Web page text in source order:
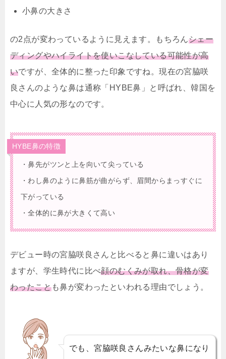
小鼻の大きさ
の2点が変わっているように見えます。もちろんシェー
ディングやハイライトを使いこなしている可能性が高
いですが、全体的に整った印象ですね。現在の宮脇咲
良さんのような鼻は通称「HYBE鼻」と呼ばれ、韓国を
中心に人気の形なのです。
HYBE鼻の特徴
・鼻先がツンと上を向いて尖っている
・わし鼻のように鼻筋が曲がらず、眉間からまっすぐに
下がっている
・全体的に鼻が大きくて高い
デビュー時の宮脇咲良さんと比べると鼻に違いはあり
ますが、学生時代に比べ顔のむくみが取れ、骨格が変
わったことも鼻が変わったといわれる理由でしょう。
でも、宮脇咲良さんみたいな鼻になり